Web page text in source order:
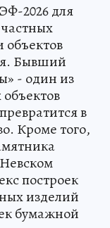
2026 для
объектов
Бывший
- один из
в
Кроме того,
построек
изделий
бумажной